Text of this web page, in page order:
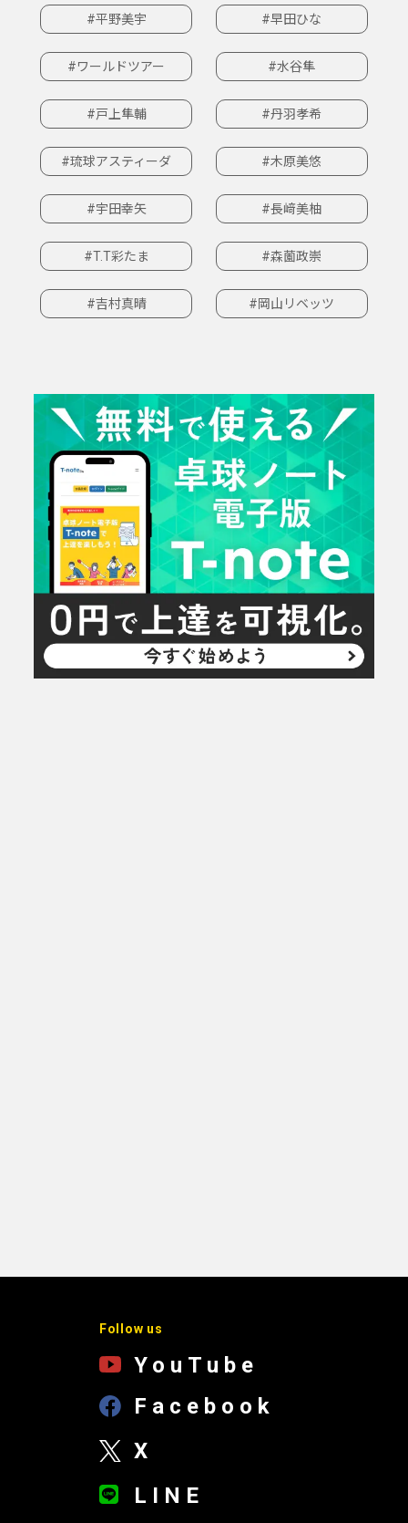
#平野美宇 #早田ひな
#ワールドツアー #水谷隼
#戸上隼輔 #丹羽孝希
#琉球アスティーダ #木原美悠
#宇田幸矢 #長﨑美柚
#T.T彩たま #森薗政崇
#吉村真晴 #岡山リベッツ
Follow us
YouTube
Facebook
X
LINE